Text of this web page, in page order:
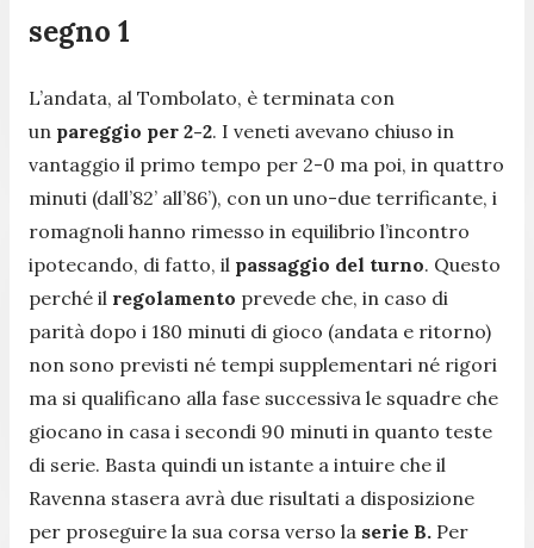
segno 1
L’andata, al Tombolato, è terminata con
un pareggio per 2-2. I veneti avevano chiuso in
vantaggio il primo tempo per 2-0 ma poi, in quattro
minuti (dall’82’ all’86’), con un uno-due terrificante, i
romagnoli hanno rimesso in equilibrio l’incontro
ipotecando, di fatto, il passaggio del turno. Questo
perché il regolamento prevede che, in caso di
parità dopo i 180 minuti di gioco (andata e ritorno)
non sono previsti né tempi supplementari né rigori
ma si qualificano alla fase successiva le squadre che
giocano in casa i secondi 90 minuti in quanto teste
di serie. Basta quindi un istante a intuire che il
Ravenna stasera avrà due risultati a disposizione
per proseguire la sua corsa verso la serie B. Per